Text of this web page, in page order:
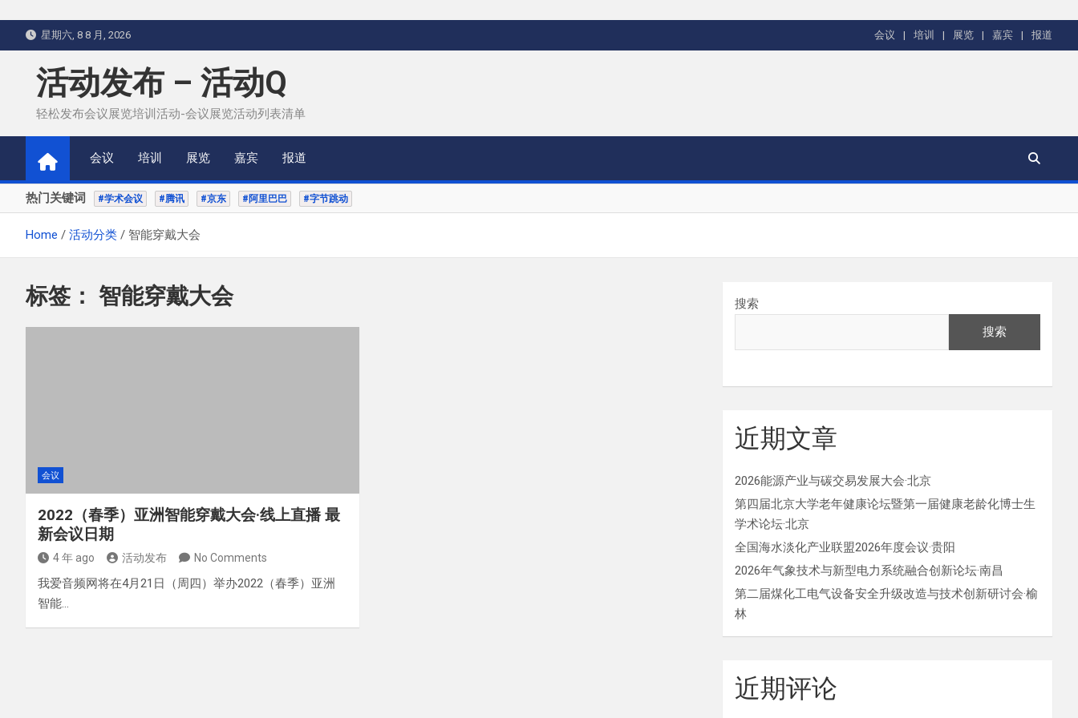
to
content
星期六, 8 8 月, 2026 会议 培训 展览 嘉宾 报道
活动发布 – 活动Q
轻松发布会议展览培训活动-会议展览活动列表清单
会议 培训 展览 嘉宾 报道
热门关键词 #学术会议 #腾讯 #京东 #阿里巴巴 #字节跳动
Home 活动分类 智能穿戴大会
标签： 智能穿戴大会
会议
2022（春季）亚洲智能穿戴大会·线上直播 最
新会议日期
4 年 ago 活动发布 No Comments
我爱音频网将在4月21日（周四）举办2022（春季）亚洲
智能…
搜索
搜索
近期文章
2026能源产业与碳交易发展大会·北京
第四届北京大学老年健康论坛暨第一届健康老龄化博士生
学术论坛·北京
全国海水淡化产业联盟2026年度会议·贵阳
2026年气象技术与新型电力系统融合创新论坛·南昌
第二届煤化工电气设备安全升级改造与技术创新研讨会·榆
林
近期评论